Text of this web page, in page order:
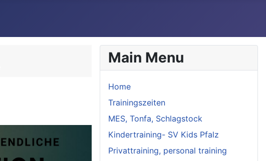
Main Menu
Home
Trainingszeiten
MES, Tonfa, Schlagstock
Kindertraining- SV Kids Pfalz
Privattraining, personal training